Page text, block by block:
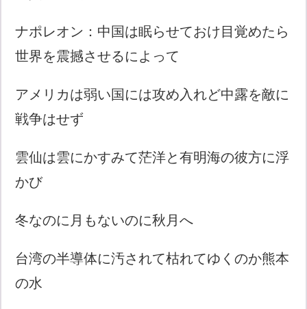
ナポレオン：中国は眠らせておけ目覚めたら
世界を震撼させるによって
アメリカは弱い国には攻め入れど中露を敵に
戦争はせず
雲仙は雲にかすみて茫洋と有明海の彼方に浮
かび
冬なのに月もないのに秋月へ
台湾の半導体に汚されて枯れてゆくのか熊本
の水